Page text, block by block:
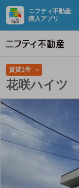
ニフティ不動産
購入アプリ
賃貸1件
花咲ハイツ